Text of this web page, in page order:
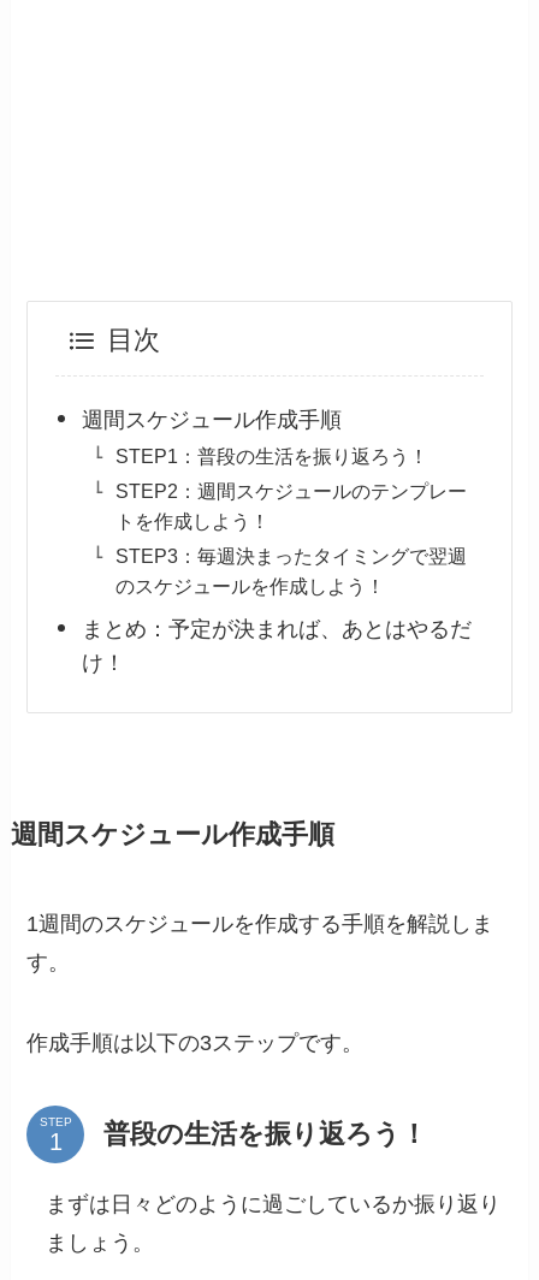
目次
週間スケジュール作成手順
STEP1：普段の生活を振り返ろう！
STEP2：週間スケジュールのテンプレー
トを作成しよう！
STEP3：毎週決まったタイミングで翌週
のスケジュールを作成しよう！
まとめ：予定が決まれば、あとはやるだ
け！
週間スケジュール作成手順
1週間のスケジュールを作成する手順を解説しま
す。
作成手順は以下の3ステップです。
STEP 普段の生活を振り返ろう！
まずは日々どのように過ごしているか振り返り
ましょう。